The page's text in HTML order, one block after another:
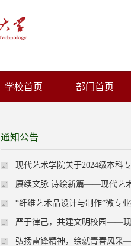
学校首页 部门首页
通知公告
现代艺术学院关于2024级本科
赓续文脉 诗绘新篇——现代艺
“纤维艺术品设计与制作”微专
严于律己，共建文明校园——
弘扬雷锋精神，绘就青春风采